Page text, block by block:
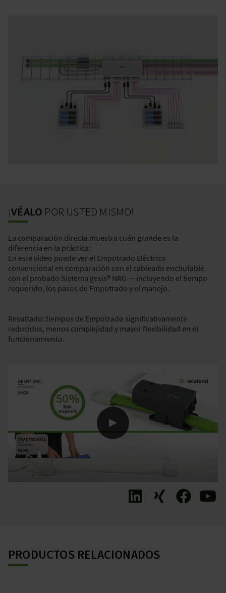
¡VÉALO POR USTED MISMO!
La comparación directa muestra cuán grande es la
diferencia en la práctica:
En este video puede ver el Empotrado Eléctrico
convencional en comparación con el cableado enchufable
con el probado Sistema gesis® NRG — incluyendo el tiempo
requerido, los pasos de Empotrado y el manejo.
Resultado: tiempos de Empotrado significativamente
reducidos, menos complejidad y mayor flexibilidad en el
funcionamiento.
PRODUCTOS RELACIONADOS